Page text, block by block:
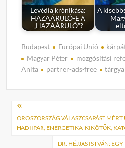
Levédia krónikása:
HAZAÁRULÓ-E A
„HAZAÁRULÓ”?
A
Budapest Európai Unió
Magyar Péter
mozgósítási
Anita
partner-ads-free
Bejegyzés
navigáció
OROSZORSZÁG VÁLASZCSAPÁST
HADIIPAR, ENERGETIKA, KIKÖTŐK,
DR. HÉJJAS ISTVÁN: